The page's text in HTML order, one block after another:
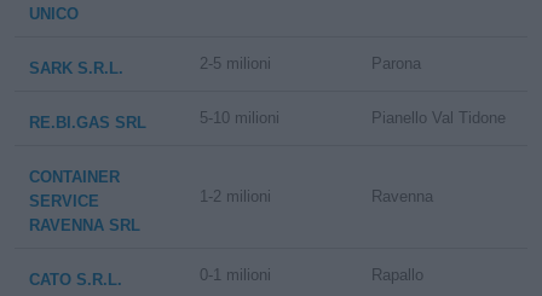
UNICO
SARK S.R.L. 2-5 milioni Parona
RE.BI.GAS SRL 5-10 milioni Pianello Val Tidone
CONTAINER
SERVICE
RAVENNA SRL
1-2 milioni Ravenna
CATO S.R.L. 0-1 milioni Rapallo